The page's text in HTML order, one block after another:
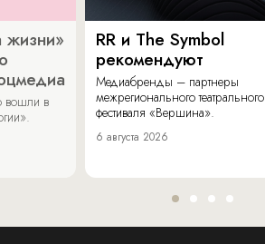
жизни»
вошли в
RR и The Symbol
рекомендуют
Медиабренды – партнеры
межрегионального театрального
фестиваля «Вершина».
6 августа 2026